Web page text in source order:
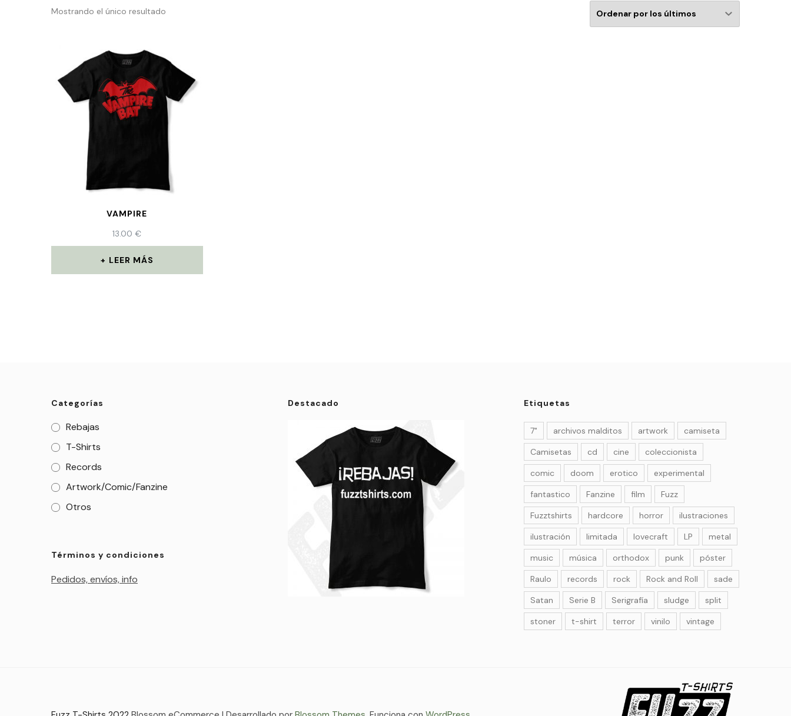
Mostrando el único resultado
VAMPIRE
13.00€
LEER MÁS
Categorías
Rebajas
T-Shirts
Records
Artwork/Comic/Fanzine
Otros
Términos y condiciones
Pedidos, envíos, info
Destacado Etiquetas
7" archivos malditos artwork
camiseta
Camisetas
cd cine
coleccionista
comic
doom erotico
experimental
fantastico
Fanzine film
Fuzz
Fuzztshirts
hardcore horror
ilustraciones
ilustración
limitada lovecraft LP
metal
music
música orthodox punk
póster
Raulo
records rock Rock and Roll
sade
Satan
Serie B Serigrafía sludge
split
stoner
t-shirt terror vinilo vintage